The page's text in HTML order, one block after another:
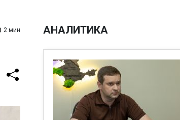
2 мин АНАЛИТИКА